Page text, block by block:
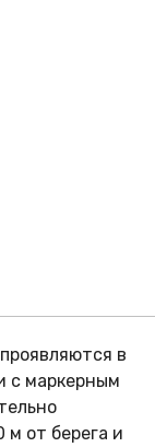
в
с маркерным
м от берега и